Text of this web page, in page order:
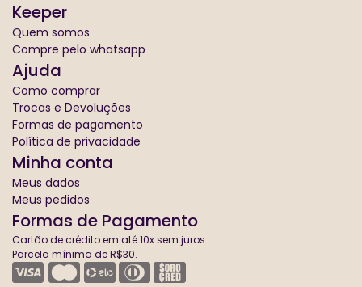
Keeper
Quem somos
Compre pelo whatsapp
Ajuda
Como comprar
Trocas e Devoluções
Formas de pagamento
Política de privacidade
Minha conta
Meus dados
Meus pedidos
Formas de Pagamento
Cartão de crédito em até 10x sem juros.
Parcela mínima de R$30.